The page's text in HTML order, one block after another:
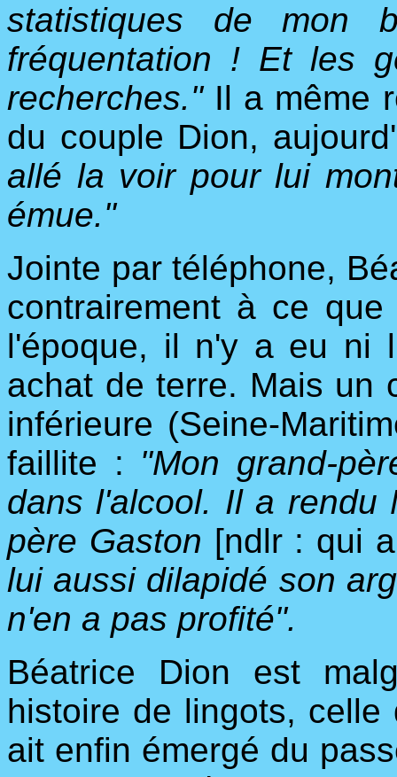
statistiques de mon
fréquentation ! Et les
recherches."Il a même
du couple Dion,
allé la voir pour lui
émue."
Jointe par téléphone,
contrairement à ce
l'époque, il n'y a eu ni
achat de terre. Mais un
inférieure (Seine-
faillite : "Mon grand-
dans l'alcool. Il a rendu
père Gaston [ndlr : qui
lui aussi dilapidé son
n'en a pas profité".
Béatrice Dion est
histoire de lingots,
ait enfin émergé du